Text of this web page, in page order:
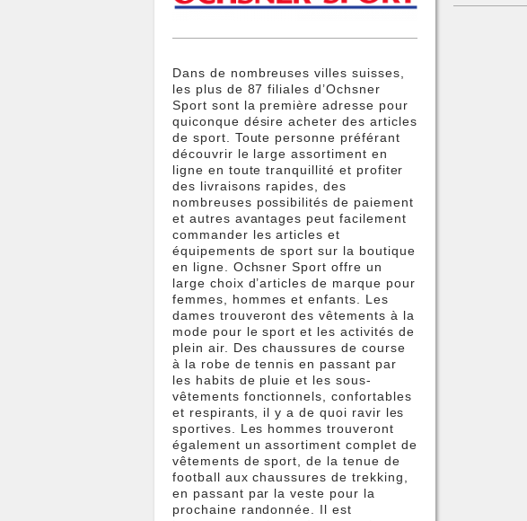
Dans de nombreuses villes suisses,
les plus de 87 filiales d’Ochsner
Sport sont la première adresse pour
quiconque désire acheter des articles
de sport. Toute personne préférant
découvrir le large assortiment en
ligne en toute tranquillité et profiter
des livraisons rapides, des
nombreuses possibilités de paiement
et autres avantages peut facilement
commander les articles et
équipements de sport sur la boutique
en ligne. Ochsner Sport offre un
large choix d’articles de marque pour
femmes, hommes et enfants. Les
dames trouveront des vêtements à la
mode pour le sport et les activités de
plein air. Des chaussures de course
à la robe de tennis en passant par
les habits de pluie et les sous-
vêtements fonctionnels, confortables
et respirants, il y a de quoi ravir les
sportives. Les hommes trouveront
également un assortiment complet de
vêtements de sport, de la tenue de
football aux chaussures de trekking,
en passant par la veste pour la
prochaine randonnée. Il est